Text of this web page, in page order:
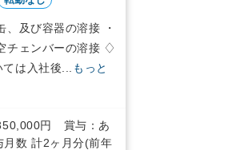
、及び容器の溶接 ・
チェンバーの溶接 ♢
は入社後...
もっと
円 賞与：あ
数 計2ヶ月分(前年